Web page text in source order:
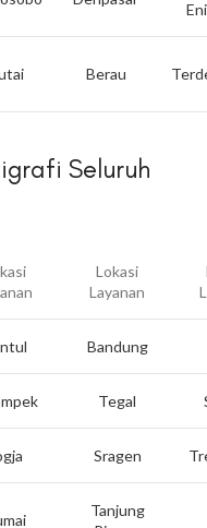
Berau
Seluruh
Lokasi
Layanan
Bandung
Tegal
Sragen
Tanjung